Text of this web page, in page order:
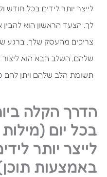
לייצר יותר לידים בכל
לך. הצעד הראשון הוא
צריכים מהעסק שלך. ברגע
שלהם, השלב הבא הוא ליצור
תשומת הלב שלהם ויתן להם
הדרך הקלה
בכל יום
לייצר יותר
באמצעות